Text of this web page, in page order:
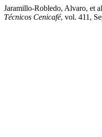
Jaramillo-Robledo, Alvaro, et
Técnicos Cenicafé, vol. 411,